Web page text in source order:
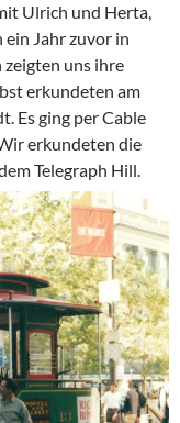
Ulrich und Herta,
ein Jahr zuvor in
uns ihre
erkundeten am
Es ging per Cable
erkundeten die
Telegraph Hill.